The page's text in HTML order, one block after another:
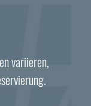
variieren,